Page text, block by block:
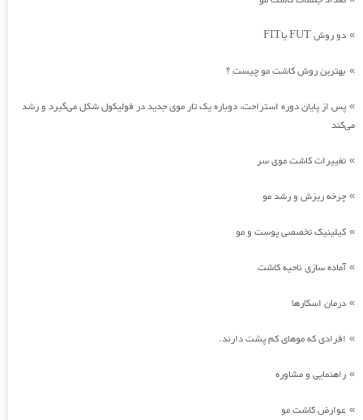
» دو روش FUT یاFIT
» بهترین روش کاشت مو چیست ؟
» پس از پایان دوره استراحت، دوباره یک تار موی جدید در فولیکول شکل می‌گیرد و رشد
می‌کند
» تغییرات کاشت موی سر
» چرخه ریزش و رشد مو
» کیلینیک تخصصی پوست و مو
»آماده سازی ناحیه کاشت
» درمان اسکارها
» افرادی که موهای کم پشت دارند.
» راهنمایی و مشاوره
» عوارض کاشت مو